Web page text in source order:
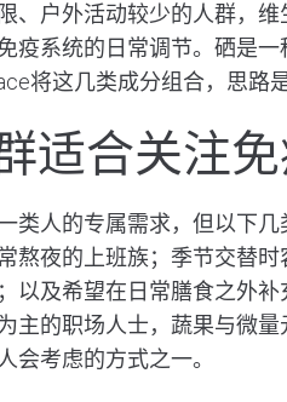
、户外活动较少的人群， 维
疫系统的日常调节。硒是
将这几类成分组合，思路
适合关注
类人的专属需求，但以下
熬夜的上班族；季节交替
以及希望在日常膳食之外
主的职场人士，蔬果与微
会考虑的方式之一。